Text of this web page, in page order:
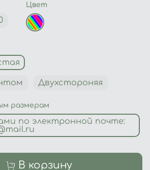
Цвет
Двухстороняя
размерам
по электронной почте:
В корзину